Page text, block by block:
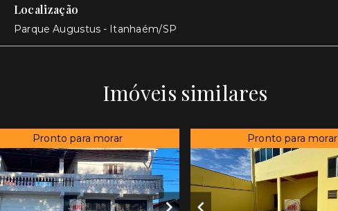
Localização
Parque Augustus - Itanhaém/SP
Imóveis similares
Pronto para morar Pronto para morar